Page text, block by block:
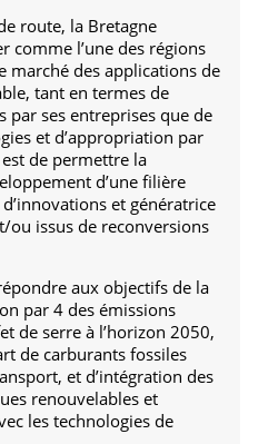
route, la Bretagne
comme l’une des régions
marché des applications de
tant en termes de
par ses entreprises que de
et d’appropriation par
de permettre la
d’une filière
et génératrice
ou issus de reconversions
aux objectifs de la
par 4 des émissions
de serre à l’horizon 2050,
de carburants fossiles
et d’intégration des
renouvelables et
les technologies de